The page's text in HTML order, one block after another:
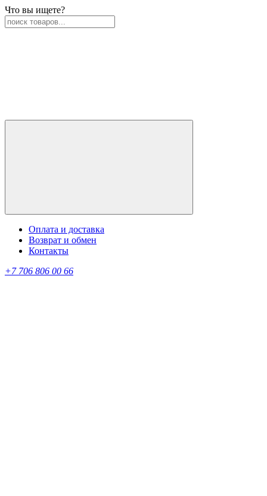
Что вы ищете?
Оплата и доставка
Возврат и обмен
Контакты
+7 706 806 00 66